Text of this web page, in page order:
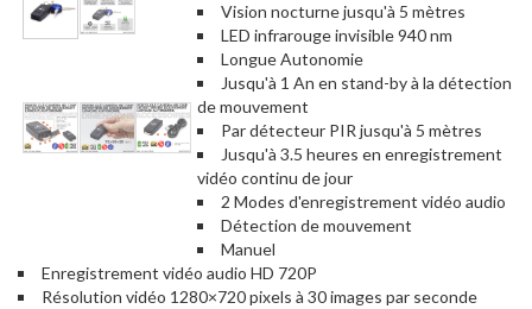
Vision nocturne jusqu'à 5 mètres
LED infrarouge invisible 940 nm
Longue Autonomie
Jusqu'à 1 An en stand-by à la détection
de mouvement
Par détecteur PIR jusqu'à 5 mètres
Jusqu'à 3.5 heures en enregistrement
vidéo continu de jour
2 Modes d'enregistrement vidéo audio
Détection de mouvement
Manuel
Enregistrement vidéo audio HD 720P
Résolution vidéo 1280×720 pixels à 30 images par seconde